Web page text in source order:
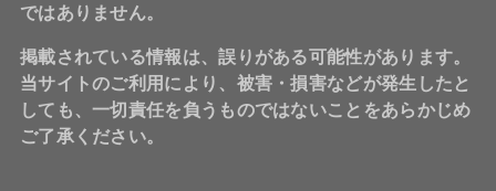
ではありません。
掲載されている情報は、誤りがある可能性があります。
当サイトのご利用により、被害・損害などが発生したと
しても、一切責任を負うものではないことをあらかじめ
ご了承ください。